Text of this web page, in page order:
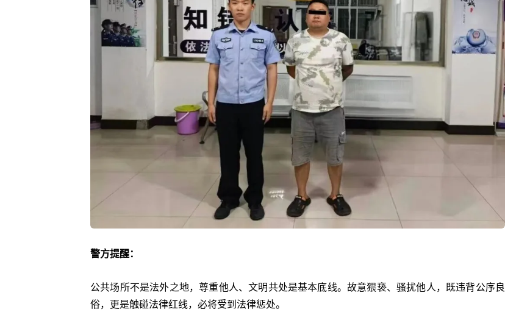
警方提醒：
公共场所不是法外之地，尊重他人、文明共处是基本底线。故意猥亵、骚扰他人，既违背公序良
俗，更是触碰法律红线，必将受到法律惩处。